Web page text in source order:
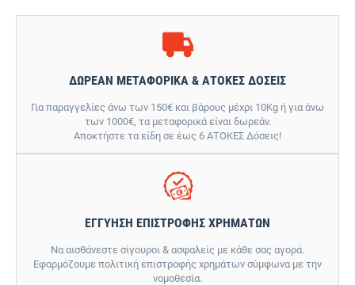
ΔΩΡΕΑΝ ΜΕΤΑΦΟΡΙΚΑ & ΑΤΟΚΕΣ ΔΟΣΕΙΣ
Για παραγγελίες άνω των 150€ και βάρους μέχρι 10Kg ή για άνω
των 1000€, τα μεταφορικά είναι δωρεάν.
Αποκτήστε τα είδη σε έως 6 ΑΤΟΚΕΣ Δόσεις!
ΕΓΓΥΗΣΗ ΕΠΙΣΤΡΟΦΗΣ ΧΡΗΜΑΤΩΝ
Να αισθάνεστε σίγουροι & ασφαλείς με κάθε σας αγορά.
Εφαρμόζουμε πολιτική επιστροφής χρημάτων σύμφωνα με την
νομοθεσία.